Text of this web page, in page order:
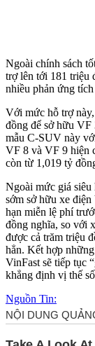
Ngoài chính sách
trợ lên tới 181 triệu
nhiều phản ứng
Với mức hỗ trợ
đồng để sở hữu
mẫu C-SUV này
VF 8 và VF 9 hiện
còn từ 1,019 tỷ
Ngoài mức giá siêu
sớm sở hữu xe
hạn miễn lệ phí
đồng nghĩa, so với
được cả trăm triệu
hẳn. Kết hợp
VinFast sẽ tiếp tục
khẳng định vị thế
Nguồn Tin: